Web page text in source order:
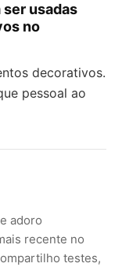
usadas
no
decorativos.
pessoal ao
adoro
recente no
testes,